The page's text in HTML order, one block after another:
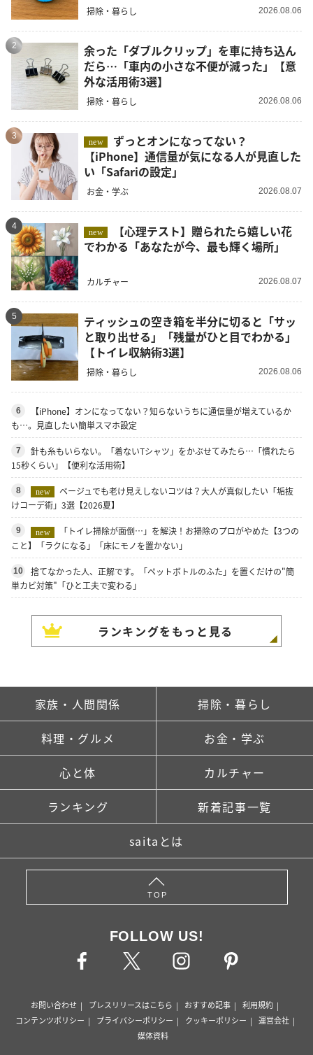
掃除・暮らし 2026.08.06
2
余った「ダブルクリップ」を車に持ち込ん
だら…「車内の小さな不便が減った」【意
外な活用術3選】
掃除・暮らし 2026.08.06
3
new
【iPhone】通信量が気になる人が見直した
い「Safariの設定」
お金・学ぶ 2026.08.07
4
new
でわかる「あなたが今、最も輝く場所」
カルチャー 2026.08.07
5
ティッシュの空き箱を半分に切ると「サッ
と取り出せる」「残量がひと目でわかる」
【トイレ収納術3選】
掃除・暮らし 2026.08.06
6
【iPhone】オンになってない？知らないうちに通信量が増えているか
も…。見直したい簡単スマホ設定
7
針も糸もいらない。「着ないTシャツ」をかぶせてみたら…「慣れたら
15秒くらい」【便利な活用術】
8 new
ベージュでも老け見えしないコツは？大人が真似したい「垢抜
けコーデ術」3選【2026夏】
9 new
「トイレ掃除が面倒…」を解決！お掃除のプロがやめた【3つの
こと】「ラクになる」「床にモノを置かない」
10
捨てなかった人、正解です。「ペットボトルのふた」を置くだけの"簡
単カビ対策"「ひと工夫で変わる」
ランキングをもっと見る
家族・人間関係 掃除・暮らし
料理・グルメ お金・学ぶ
心と体 カルチャー
ランキング 新着記事一覧
saitaとは
TOP
FOLLOW US!
お問い合わせ プレスリリースはこちら おすすめ記事
利用規約
コンテンツポリシー
プライバシーポリシー クッキーポリシー
運営会社
媒体資料